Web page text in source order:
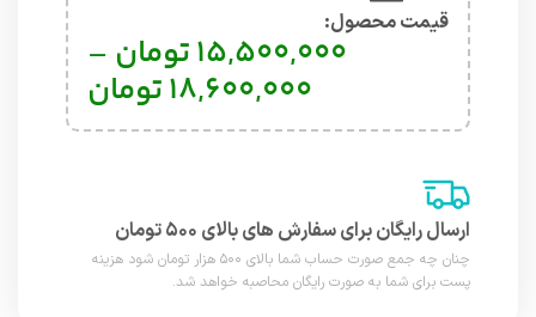
قیمت محصول:​
15,500,000تومان –
18,600,000تومان
ارسال رایگان برای سفارش های بالای ۵۰۰ تومان
چنان چه جمع صورت حساب شما بالای ۵۰۰ هزار تومان شود هزینه
پست برای شما به صورت رایگان محاصبه خواهد شد.